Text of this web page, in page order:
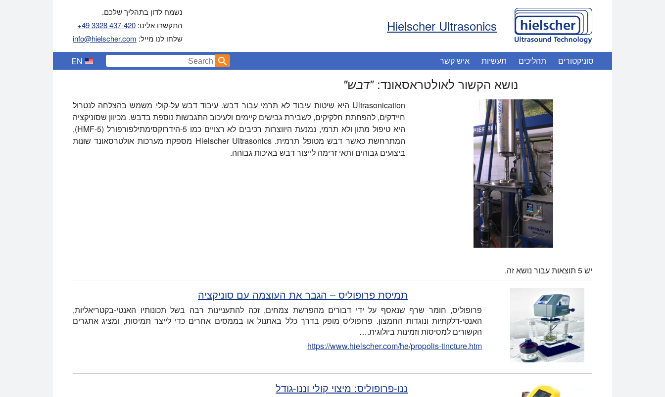
Hielscher Ultrasonics
נשמח לדון בתהליך שלכם.
התקשרו אלינו: +49 3328 437-420
שלחו לנו מייל: info@hielscher.com
סוניקטורים תהליכים תעשיות איש קשר EN
נושא הקשור לאולטראסאונד:"דבש"
Ultrasonication היא שיטות עיבוד לא תרמי עבור דבש. עיבוד דבש על-קולי משמש בהצלחה לנטרול
חיידקים, להפחתת חלקיקים, לשבירת גבישים קיימים ולעיכוב התגבשות נוספת בדבש. מכיוון שסוניקציה
היא טיפול מתון ולא תרמי, נמנעת היווצרות רכיבים לא רצויים כמו 5-הידרוקסימתילפורפורל (5-HMF),
המתרחשת כאשר דבש מטופל תרמית. Hielscher Ultrasonics מספקת מערכות אולטרסאונד שונות
ביצועים גבוהים ותאי זרימה לייצור דבש באיכות גבוהה.
יש 5 תוצאות עבור נושא זה.
תמיסת פרופוליס – הגבר את העוצמה עם סוניקציה
פרופוליס, חומר שרף שנאסף על ידי דבורים מהפרשת צמחים, זכה להתעניינות רבה בשל תכונותיו האנטי-בקטריאליות,
האנטי-דלקתיות ונוגדות החמצון. פרופוליס מופק בדרך כלל באתנול או בממסים אחרים כדי לייצר תמיסות, ומציג אתגרים
הקשורים למסיסות וזמינות ביולוגית.…
https://www.hielscher.com/he/propolis-tincture.htm
ננו-פרופוליס: מיצוי קולי וננו-גודל